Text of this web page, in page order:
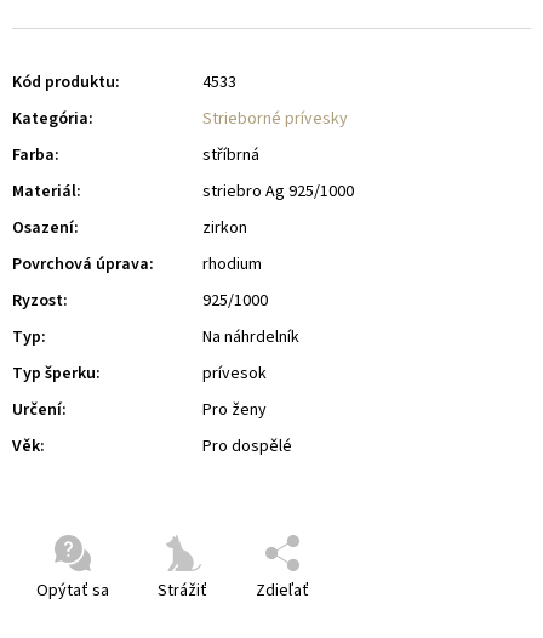
Opýtať sa Strážiť Zdieľať
Kód produktu:
4533
Kategória:
Strieborné prívesky
Farba:
stříbrná
Materiál:
striebro Ag 925/1000
Osazení:
zirkon
Povrchová úprava:
rhodium
Ryzost:
925/1000
Typ:
Na náhrdelník
Typ šperku:
prívesok
Určení:
Pro ženy
Věk: Pro dospělé